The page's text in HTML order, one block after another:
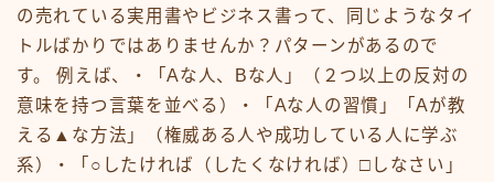
の売れている実用書やビジネス書って、同じようなタイ
トルばかりではありませんか？パターンがあるので
す。 例えば、・「Aな人、Bな人」（２つ以上の反対の
意味を持つ言葉を並べる）・「Aな人の習慣」「Aが教
える▲な方法」（権威ある人や成功している人に学ぶ
系）・「○したければ（したくなければ）□しなさい」